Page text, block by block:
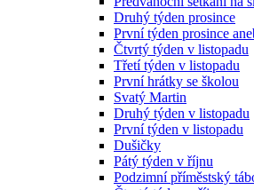
Druhý týden prosince
První týden prosince
Čtvrtý týden v listopadu
Třetí týden v listopadu
První hrátky se školou
Svatý Martin
Druhý týden v listopadu
První týden v listopadu
Dušičky
Pátý týden v říjnu
Podzimní příměstský